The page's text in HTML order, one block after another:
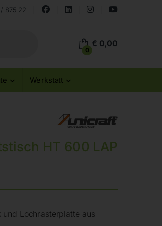
875 22
0
€ 0,00
Werkstatt
HT 600 LAP
Lochrasterplatte aus
wird der Dialog geschlossen. Seine Funktionalität ist